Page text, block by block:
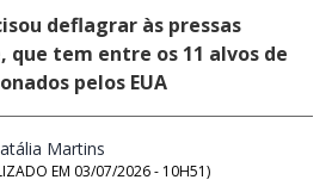
deflagrar às pressas
que tem entre os 11 alvos de
pelos EUA
Martins
EM 03/07/2026 - 10H51)